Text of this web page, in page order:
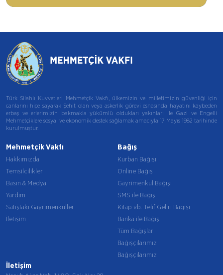
Türk Silahlı Kuvvetleri Mehmetçik Vakfı, ülkemizin ve milletimizin güvenliği için
canlarını hiçe sayarak Şehit olan veya askerlik görevi esnasında hayatını kaybeden
erbaş ve erlerimizin bakmakla yükümlü oldukları yakınları ile Gazi ve Engelli
Mehmetçiklere sosyal ve ekonomik destek sağlamak amacıyla 17 Mayıs 1982 tarihinde
kurulmuştur.
Mehmetçik Vakfı
Hakkımızda
Temsilcilikler
Basın & Medya
Yardım
Satıştaki Gayrimenkuller
İletişim
Bağış
Kurban Bağışı
Online Bağış
Gayrimenkul Bağışı
SMS ile Bağış
Kitap vb. Telif Geliri Bağışı
Banka ile Bağış
Tüm Bağışlar
Bağışçılarımız
Bağışçılarımız
İletişim